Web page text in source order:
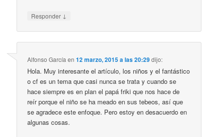
Responder ↓
Alfonso García en12 marzo, 2015 a las 20:29dijo:
Hola. Muy interesante el artículo, los niños y el fantástico
o cf es un tema que casi nunca se trata y cuando se
hace siempre es en plan el papá friki que nos hace de
reír porque el niño se ha meado en sus tebeos, así que
se agradece este enfoque. Pero estoy en desacuerdo en
algunas cosas.